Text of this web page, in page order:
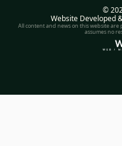
©
Website Developed
All content and news on this website
assumes no